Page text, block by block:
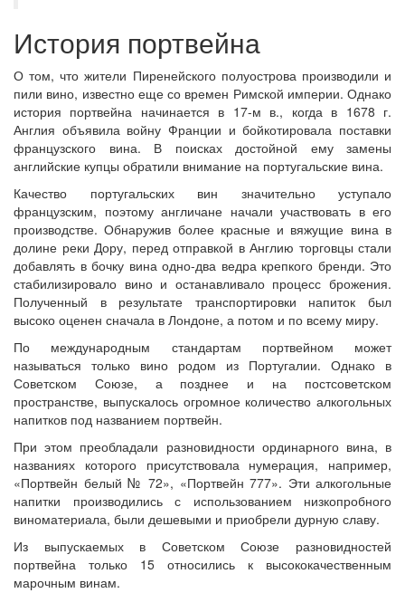
История портвейна
О том, что жители Пиренейского полуострова производили и
пили вино, известно еще со времен Римской империи. Однако
история портвейна начинается в 17-м в., когда в 1678 г.
Англия объявила войну Франции и бойкотировала поставки
французского вина. В поисках достойной ему замены
английские купцы обратили внимание на португальские вина.
Качество португальских вин значительно уступало
французским, поэтому англичане начали участвовать в его
производстве. Обнаружив более красные и вяжущие вина в
долине реки Дору, перед отправкой в Англию торговцы стали
добавлять в бочку вина одно-два ведра крепкого бренди. Это
стабилизировало вино и останавливало процесс брожения.
Полученный в результате транспортировки напиток был
высоко оценен сначала в Лондоне, а потом и по всему миру.
По международным стандартам портвейном может
называться только вино родом из Португалии. Однако в
Советском Союзе, а позднее и на постсоветском
пространстве, выпускалось огромное количество алкогольных
напитков под названием портвейн.
При этом преобладали разновидности ординарного вина, в
названиях которого присутствовала нумерация, например,
«Портвейн белый № 72», «Портвейн 777». Эти алкогольные
напитки производились с использованием низкопробного
виноматериала, были дешевыми и приобрели дурную славу.
Из выпускаемых в Советском Союзе разновидностей
портвейна только 15 относились к высококачественным
марочным винам.